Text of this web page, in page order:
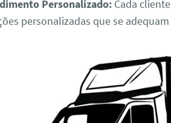
Personalizado:Cada
personalizadas que se